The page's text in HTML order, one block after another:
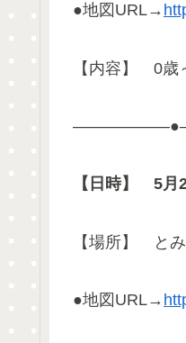
●地図URL→
【内容】 0歳
【日時】 5月
【場所】 と
●地図URL→